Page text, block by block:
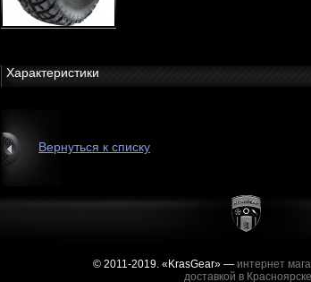
Характеристики
Вернуться к списку
© 2011-2019. «KrasGear» — интернет
доставкой в